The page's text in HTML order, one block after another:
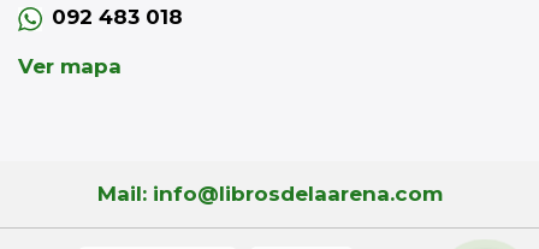
092 483 018
Ver mapa
Mail: info@librosdelaarena.com